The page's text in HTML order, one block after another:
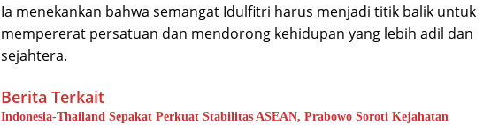
Ia menekankan bahwa semangat Idulfitri harus menjadi titik balik untuk
mempererat persatuan dan mendorong kehidupan yang lebih adil dan
sejahtera.
Berita Terkait
Indonesia-Thailand Sepakat Perkuat Stabilitas ASEAN, Prabowo Soroti Kejahatan